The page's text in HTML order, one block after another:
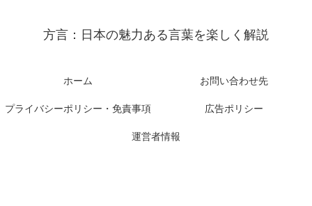
方言：日本の魅力ある言葉を楽しく解説
ホーム お問い合わせ先
プライバシーポリシー・免責事項 広告ポリシー
運営者情報